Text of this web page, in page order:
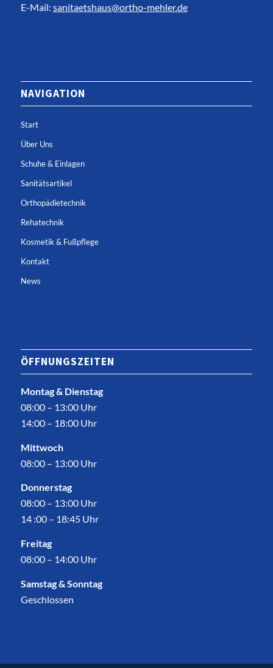
E-Mail: sanitaetshaus@ortho-mehler.de
NAVIGATION
Start
Über Uns
Schuhe & Einlagen
Sanitätsartikel
Orthopädietechnik
Rehatechnik
Kosmetik & Fußpflege
Kontakt
News
ÖFFNUNGSZEITEN
Montag & Dienstag
08:00 – 13:00 Uhr
14:00 – 18:00 Uhr
Mittwoch
08:00 – 13:00 Uhr
Donnerstag
08:00 – 13:00 Uhr
14 :00 – 18:45 Uhr
Freitag
08:00 – 14:00 Uhr
Samstag & Sonntag
Geschlossen